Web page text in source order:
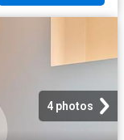
4 photos